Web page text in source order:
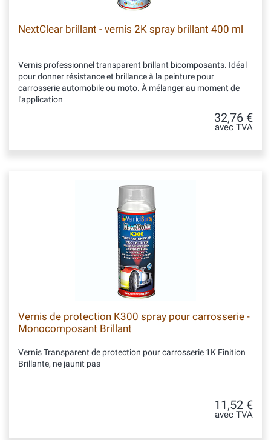
NextClear brillant - vernis 2K spray brillant 400 ml
Vernis professionnel transparent brillant bicomposants. Idéal
pour donner résistance et brillance à la peinture pour
carrosserie automobile ou moto. À mélanger au moment de
l'application
32,76 €
avec TVA
Vernis de protection K300 spray pour carrosserie -
Monocomposant Brillant
Vernis Transparent de protection pour carrosserie 1K Finition
Brillante, ne jaunit pas
11,52 €
avec TVA